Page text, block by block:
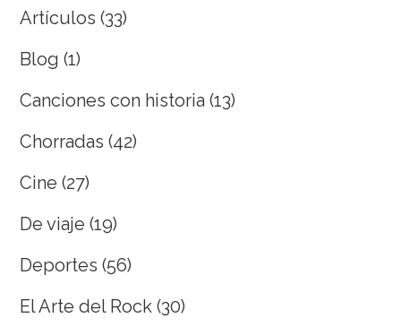
Artículos (33)
Blog (1)
Canciones con historia (13)
Chorradas (42)
Cine (27)
De viaje (19)
Deportes (56)
El Arte del Rock (30)